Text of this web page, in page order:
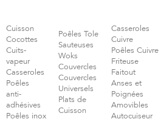
Cuisson
Cocottes
Cuits-
vapeur
Casseroles
Poêles
anti-
adhésives
Poêles inox
Poêles Tole
Sauteuses
Woks
Couvercles
Couvercles
Universels
Plats de
Cuisson
Casseroles
Cuivre
Poêles Cuivre
Friteuse
Faitout
Anses et
Poignées
Amovibles
Autocuiseur